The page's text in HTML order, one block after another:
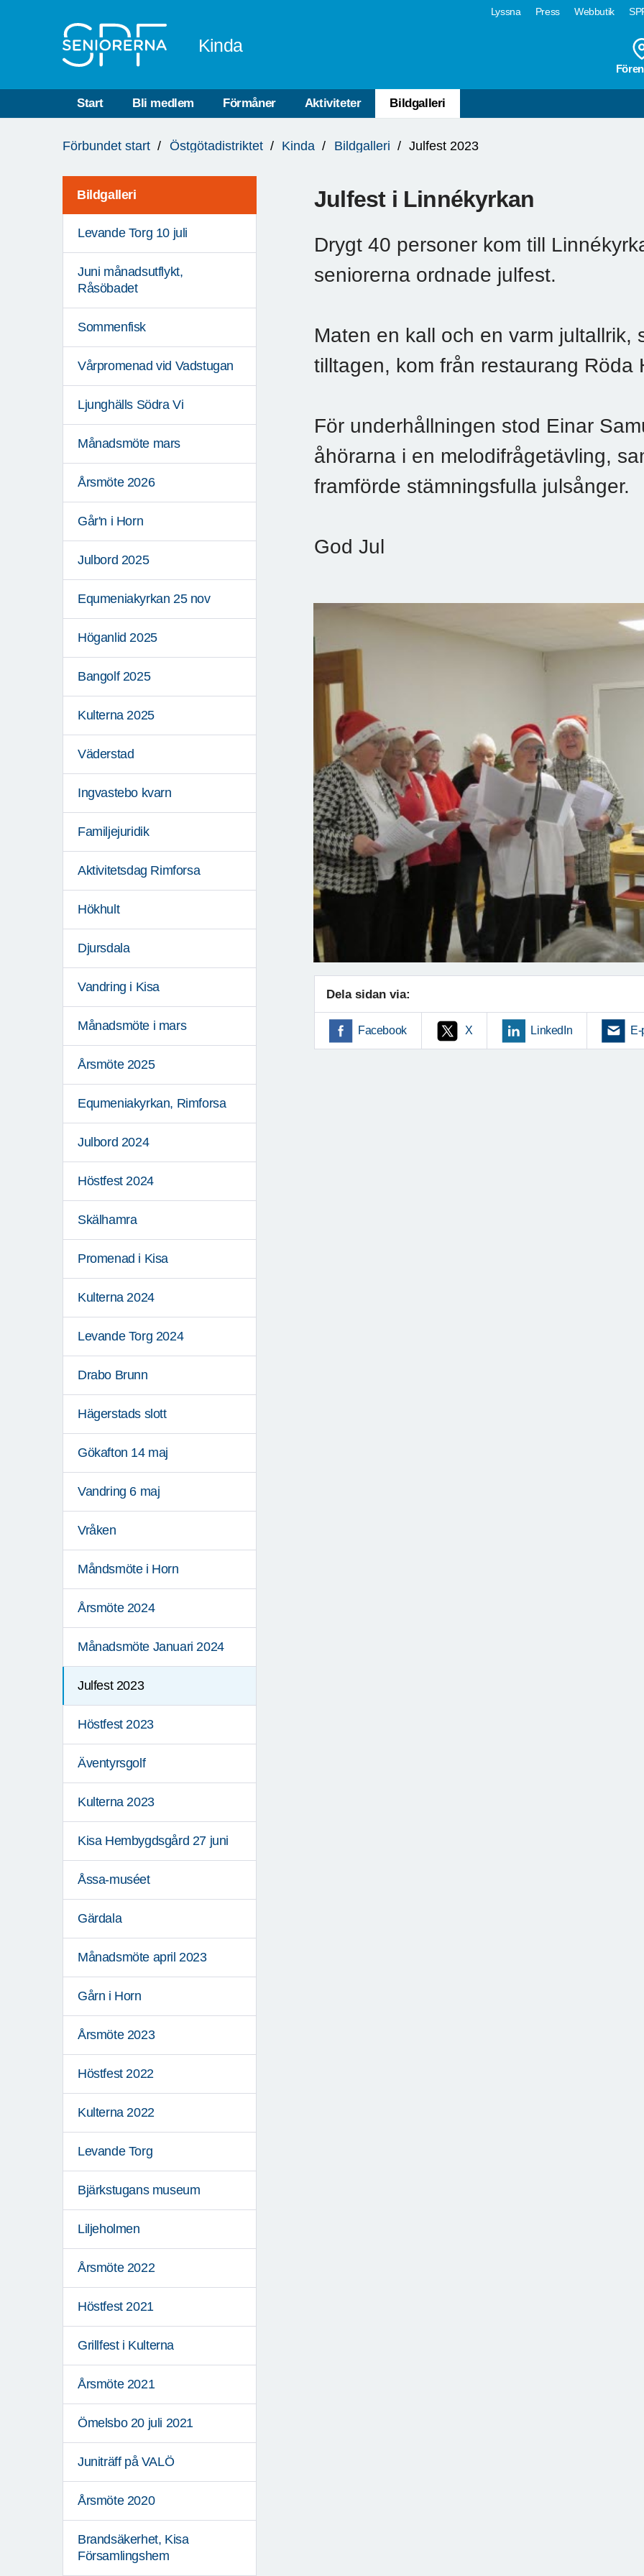
Lyssna Press Webbutik
Kinda
Start Bli medlem Förmåner Aktiviteter Bildgalleri
är
Förbundet start Östgötadistriktet Kinda Bildgalleri Julfest 2023
Bildgalleri
Levande Torg 10 juli
Juni månadsutflykt,
Råsöbadet
Sommenfisk
Vårpromenad vid Vadstugan
Ljunghälls Södra Vi
Månadsmöte mars
Årsmöte 2026
Går'n i Horn
Julbord 2025
Equmeniakyrkan 25 nov
Höganlid 2025
Bangolf 2025
Kulterna 2025
Väderstad
Ingvastebo kvarn
Familjejuridik
Aktivitetsdag Rimforsa
Hökhult
Djursdala
Vandring i Kisa
Månadsmöte i mars
Årsmöte 2025
Equmeniakyrkan, Rimforsa
Julbord 2024
Höstfest 2024
Skälhamra
Promenad i Kisa
Kulterna 2024
Levande Torg 2024
Drabo Brunn
Hägerstads slott
Gökafton 14 maj
Vandring 6 maj
Vråken
Måndsmöte i Horn
Årsmöte 2024
Månadsmöte Januari 2024
Julfest 2023
Höstfest 2023
Äventyrsgolf
Kulterna 2023
Kisa Hembygdsgård 27 juni
Åssa-muséet
Gärdala
Månadsmöte april 2023
Gårn i Horn
Årsmöte 2023
Höstfest 2022
Kulterna 2022
Levande Torg
Bjärkstugans museum
Liljeholmen
Årsmöte 2022
Höstfest 2021
Grillfest i Kulterna
Årsmöte 2021
Ömelsbo 20 juli 2021
Juniträff på VALÖ
Årsmöte 2020
Brandsäkerhet, Kisa
Församlingshem
Julfest i Linnékyrkan
Drygt 40 personer kom till
seniorerna ordnade julfest.
Maten en kall och en varm jultallrik,
tilltagen, kom från restaurang Röda
För underhållningen stod Einar
åhörarna i en melodifrågetävling,
framförde stämningsfulla julsånger.
God Jul
Dela sidan via:
Facebook X LinkedIn